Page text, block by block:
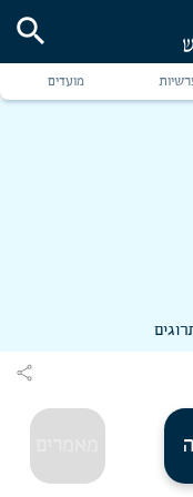
search
מועדים
expand_more
share